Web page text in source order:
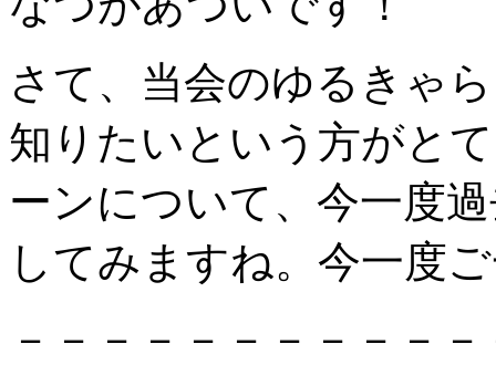
さて、当会のゆるきゃ
知りたいという方がと
ーンについて、今一度
してみますね。今一度
－－－－－－－－－－